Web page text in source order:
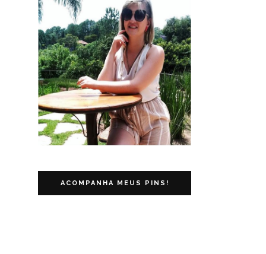
ACOMPANHA MEUS PINS!